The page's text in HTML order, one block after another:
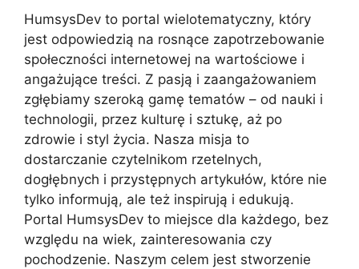
HumsysDev to portal wielotematyczny, który
jest odpowiedzią na rosnące zapotrzebowanie
społeczności internetowej na wartościowe i
angażujące treści. Z pasją i zaangażowaniem
zgłębiamy szeroką gamę tematów – od nauki i
technologii, przez kulturę i sztukę, aż po
zdrowie i styl życia. Nasza misja to
dostarczanie czytelnikom rzetelnych,
dogłębnych i przystępnych artykułów, które nie
tylko informują, ale też inspirują i edukują.
Portal HumsysDev to miejsce dla każdego, bez
względu na wiek, zainteresowania czy
pochodzenie. Naszym celem jest stworzenie